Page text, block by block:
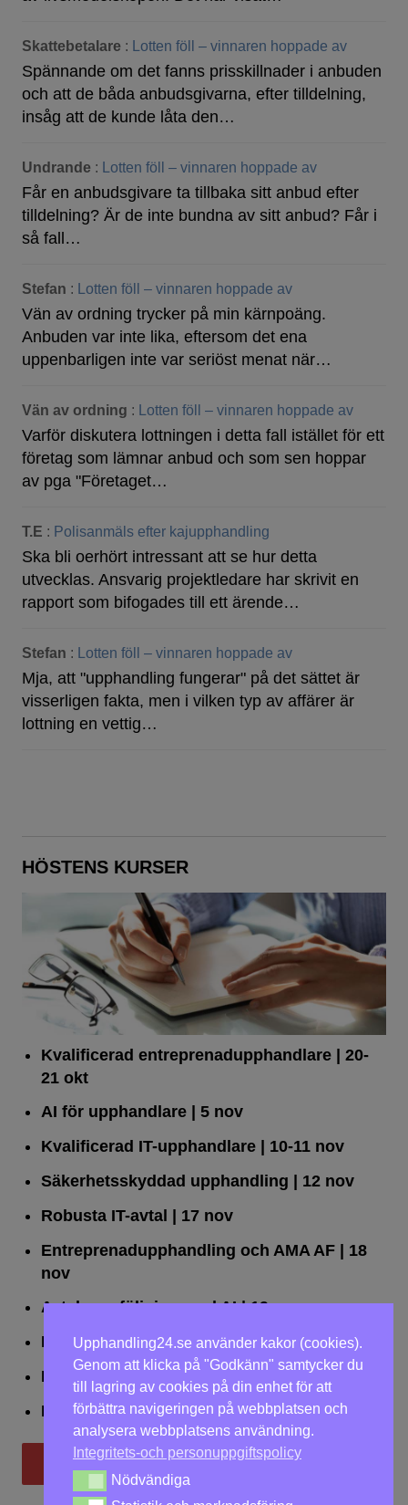
Skattebetalare : Lotten föll – vinnaren hoppade av
Spännande om det fanns prisskillnader i anbuden
och att de båda anbudsgivarna, efter tilldelning,
insåg att de kunde låta den…
Undrande : Lotten föll – vinnaren hoppade av
Får en anbudsgivare ta tillbaka sitt anbud efter
tilldelning? Är de inte bundna av sitt anbud? Får i
så fall…
Stefan : Lotten föll – vinnaren hoppade av
Vän av ordning trycker på min kärnpoäng.
Anbuden var inte lika, eftersom det ena
uppenbarligen inte var seriöst menat när…
Vän av ordning : Lotten föll – vinnaren hoppade av
Varför diskutera lottningen i detta fall istället för ett
företag som lämnar anbud och som sen hoppar
av pga "Företaget…
T.E : Polisanmäls efter kajupphandling
Ska bli oerhört intressant att se hur detta
utvecklas. Ansvarig projektledare har skrivit en
rapport som bifogades till ett ärende…
Stefan : Lotten föll – vinnaren hoppade av
Mja, att "upphandling fungerar" på det sättet är
visserligen fakta, men i vilken typ av affärer är
lottning en vettig…
HÖSTENS KURSER
Kvalificerad entreprenad­upphandlare | 20-
21 okt
AI för upphandlare| 5 nov
Kvalificerad IT-upphandlare| 10-11 nov
Säkerhetsskyddad upphandling | 12 nov
Robusta IT-avtal | 17 nov
Entreprenadupphandling och AMA AF| 18
nov
Avtalsuppföljning med AI| 19 nov
Leda upphandlingar effektivt| 25 nov
Dialogförfaranden | 26 nov
LOU på två dagar| 2-3 dec
Till utbildningar
Upphandling24.se använder kakor (cookies).
Genom att klicka på "Godkänn" samtycker du
till lagring av cookies på din enhet för att
förbättra navigeringen på webbplatsen och
analysera webbplatsens användning.
Integritets-och personuppgiftspolicy
Nödvändiga
Nödvändiga